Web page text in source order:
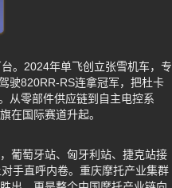
。2024年单飞创立张雪机车，专
驶820RR-RS连拿冠军，把杜卡
从零部件供应链到自主电控系
在国际赛道升起。
葡萄牙站、匈牙利站、捷克站接
手直呼内卷。重庆摩托产业集群